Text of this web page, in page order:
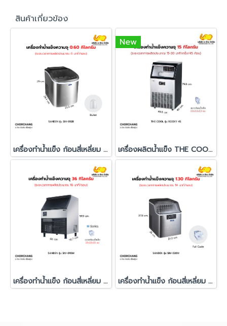
สินค้าเกี่ยวข้อง
เครื่องทำน้ำแข็ง ก้อนสี่เหลี่ยม รุ่น SIM-012B
New
เครื่องผลิตน้ำแข็ง THE COOL รุ่น ROCKY-45
เครื่องทำน้ำแข็ง ก้อนสี่เหลี่ยม รุ่น SIM-095M เครื่องทำน้ำแข็ง ก้อนสี่เหลี่ยม รุ่น SIM-020M